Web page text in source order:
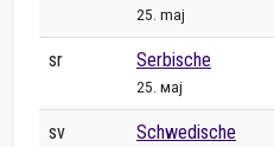
25. maj
sr Serbische
25. мај
sv Schwedische